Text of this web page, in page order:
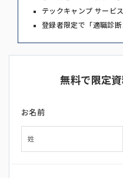
テックキャンプ サービ
登録者限定で「適職診
無料で限定
お名前